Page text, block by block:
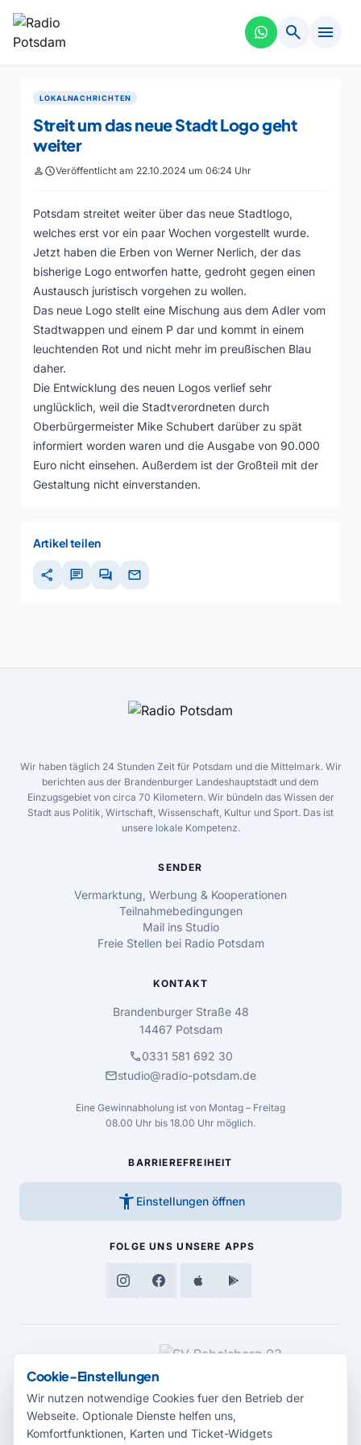
search menu
LOKALNACHRICHTEN
Streit um das neue Stadt Logo geht
weiter
personscheduleVeröffentlicht am 22.10.2024 um 06:24 Uhr
Potsdam streitet weiter über das neue Stadtlogo,
welches erst vor ein paar Wochen vorgestellt wurde.
Jetzt haben die Erben von Werner Nerlich, der das
bisherige Logo entworfen hatte, gedroht gegen einen
Austausch juristisch vorgehen zu wollen.
Das neue Logo stellt eine Mischung aus dem Adler vom
Stadtwappen und einem P dar und kommt in einem
leuchtenden Rot und nicht mehr im preußischen Blau
daher.
Die Entwicklung des neuen Logos verlief sehr
unglücklich, weil die Stadtverordneten durch
Oberbürgermeister Mike Schubert darüber zu spät
informiert worden waren und die Ausgabe von 90.000
Euro nicht einsehen. Außerdem ist der Großteil mit der
Gestaltung nicht einverstanden.
Artikel teilen
share chat forum mail
Wir haben täglich 24 Stunden Zeit für Potsdam und die Mittelmark. Wir
berichten aus der Brandenburger Landeshauptstadt und dem
Einzugsgebiet von circa 70 Kilometern. Wir bündeln das Wissen der
Stadt aus Politik, Wirtschaft, Wissenschaft, Kultur und Sport. Das ist
unsere lokale Kompetenz.
SENDER
Vermarktung, Werbung & Kooperationen
Teilnahmebedingungen
Mail ins Studio
Freie Stellen bei Radio Potsdam
KONTAKT
Brandenburger Straße 48
14467 Potsdam
call0331 581 692 30
mailstudio@radio-potsdam.de
Eine Gewinnabholung ist von Montag – Freitag
08.00 Uhr bis 18.00 Uhr möglich.
BARRIEREFREIHEIT
accessibility_new Einstellungen öffnen
FOLGE UNS UNSERE APPS
MEDIENPARTNER
Cookie-Einstellungen
Wir nutzen notwendige Cookies fuer den Betrieb der
Webseite. Optionale Dienste helfen uns,
Komfortfunktionen, Karten und Ticket-Widgets